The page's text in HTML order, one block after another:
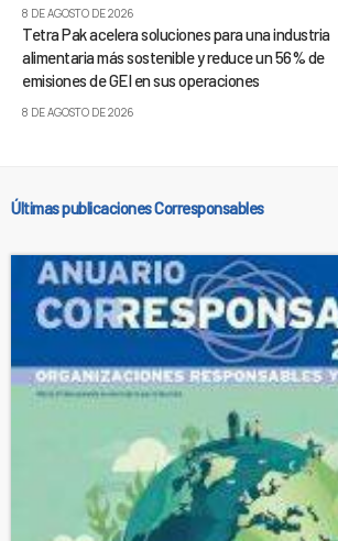
8 DE AGOSTO DE 2026
Tetra Pak acelera soluciones para una industria
alimentaria más sostenible y reduce un 56% de
emisiones de GEI en sus operaciones
8 DE AGOSTO DE 2026
Últimas publicaciones Corresponsables